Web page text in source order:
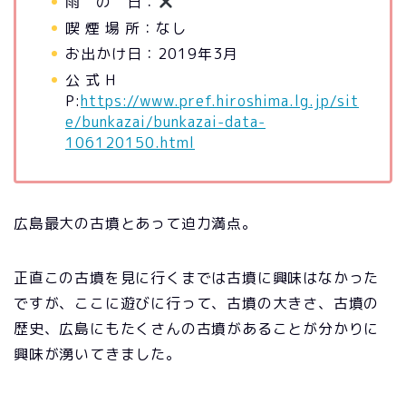
喫 煙 場 所：なし
お出かけ日：2019年3月
公 式 H
P:https://www.pref.hiroshima.lg.jp/sit
e/bunkazai/bunkazai-data-
106120150.html
広島最大の古墳とあって迫力満点。
正直この古墳を見に行くまでは古墳に興味はなかった
ですが、ここに遊びに行って、古墳の大きさ、古墳の
歴史、広島にもたくさんの古墳があることが分かりに
興味が湧いてきました。